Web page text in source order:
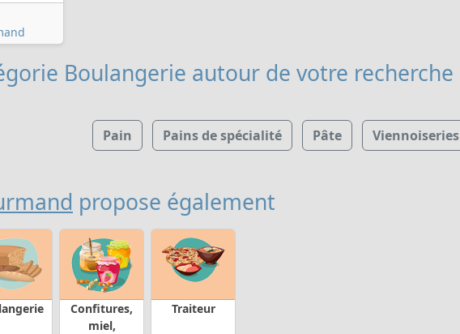
Boulangerie autour de votre recherche
Pain Pains de spécialité Pâte Viennoiseries
propose également
Confitures,
miel,
Traiteur